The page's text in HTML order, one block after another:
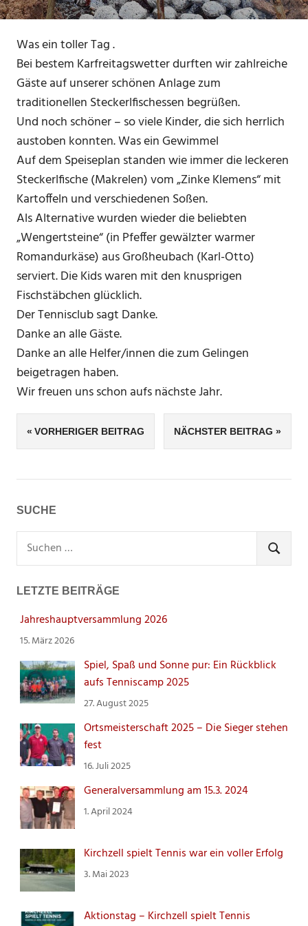
Was ein toller Tag.
Bei bestem Karfreitagswetter durften wir zahlreiche
Gäste auf unserer schönen Anlage zum
traditionellen Steckerlfischessen begrüßen.
Und noch schöner – so viele Kinder, die sich herrlich
austoben konnten. Was ein Gewimmel
Auf dem Speiseplan standen wie immer die leckeren
Steckerlfische (Makrelen) vom „Zinke Klemens“ mit
Kartoffeln und verschiedenen Soßen.
Als Alternative wurden wieder die beliebten
„Wengertsteine“ (in Pfeffer gewälzter warmer
Romandurkäse) aus Großheubach (Karl-Otto)
serviert. Die Kids waren mit den knusprigen
Fischstäbchen glücklich.
Der Tennisclub sagt Danke.
Danke an alle Gäste.
Danke an alle Helfer/innen die zum Gelingen
beigetragen haben.
Wir freuen uns schon aufs nächste Jahr.
Beitragsnavigation
VORHERIGER BEITRAG NÄCHSTER BEITRAG
SUCHE
nach:
SUCHEN
LETZTE BEITRÄGE
Jahreshauptversammlung 2026
15. März 2026
Spiel, Spaß und Sonne pur: Ein Rückblick
aufs Tenniscamp 2025
27. August 2025
Ortsmeisterschaft 2025 – Die Sieger stehen
fest
16. Juli 2025
Generalversammlung am 15.3. 2024
1. April 2024
Kirchzell spielt Tennis war ein voller Erfolg
3. Mai 2023
Aktionstag – Kirchzell spielt Tennis